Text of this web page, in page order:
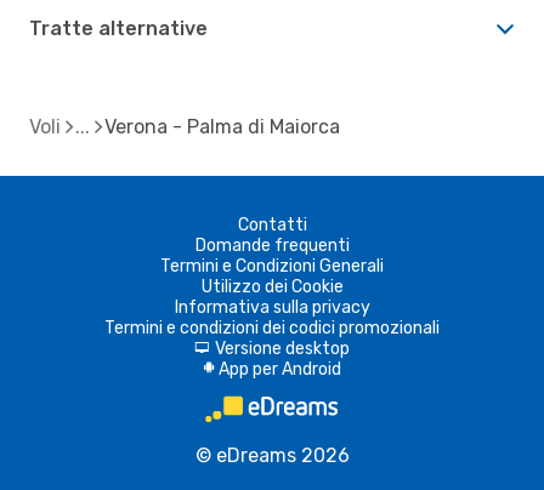
Tratte alternative
Voli Verona - Palma di Maiorca
Contatti
Domande frequenti
Termini e Condizioni Generali
Utilizzo dei Cookie
Informativa sulla privacy
Termini e condizioni dei codici promozionali
d Versione desktop
A App per Android
© eDreams 2026